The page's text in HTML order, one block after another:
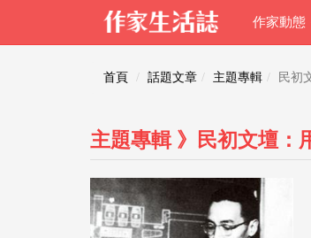
作家動態
首頁 話題文章 主題專輯 民初
主題專輯 》民初文壇：